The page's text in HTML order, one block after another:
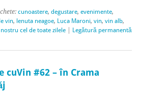
cunoastere, degustare, evenimente,
vin, lenuta neagoe, Luca Maroni, vin, vin alb,
cel de toate zilele Legătură permanentă
cuVin #62 – în Crama